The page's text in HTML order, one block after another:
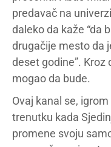
predavač na
daleko da kaže “da
drugačije mesto da
deset godine”.
mogao da bude.
Ovaj kanal se,
trenutku kada
promene svoju